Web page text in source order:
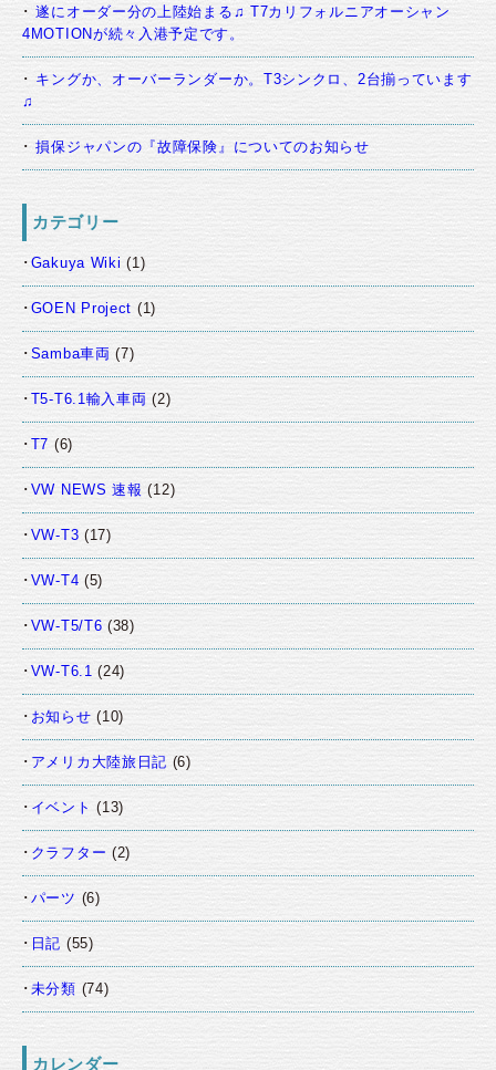
遂にオーダー分の上陸始まる♫ T7カリフォルニアオーシャン
4MOTIONが続々入港予定です。
キングか、オーバーランダーか。T3シンクロ、2台揃っています
♫
損保ジャパンの『故障保険』についてのお知らせ
カテゴリー
Gakuya Wiki (1)
GOEN Project (1)
Samba車両 (7)
T5-T6.1輸入車両 (2)
T7 (6)
VW NEWS 速報 (12)
VW-T3 (17)
VW-T4 (5)
VW-T5/T6 (38)
VW-T6.1 (24)
お知らせ (10)
アメリカ大陸旅日記 (6)
イベント (13)
クラフター (2)
パーツ (6)
日記 (55)
未分類 (74)
カレンダー